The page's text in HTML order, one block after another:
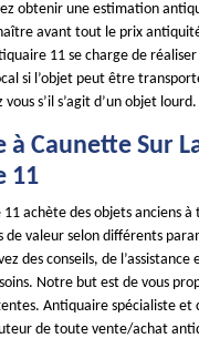
obtenir une estimation
avant tout le prix
11 se charge de
si l’objet peut être
s’il s’agit d’un objet lourd.
Caunette Sur
11
achète des objets anciens
de valeur selon différents
des conseils, de
Notre but est de vous
Antiquaire spécialiste et
de toute vente/achat